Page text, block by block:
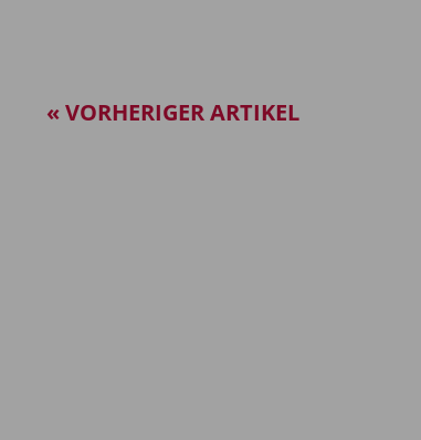
« VORHERIGER ARTIKEL